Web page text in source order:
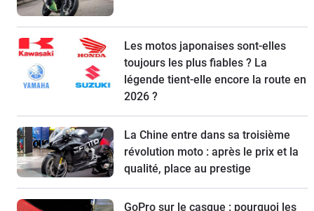
Les motos japonaises sont-elles
toujours les plus fiables ? La
légende tient-elle encore la route en
2026 ?
La Chine entre dans sa troisième
révolution moto : après le prix et la
qualité, place au prestige
GoPro sur le casque : pourquoi les